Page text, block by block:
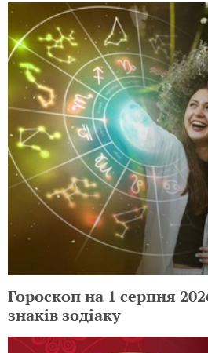
Гороскоп на 1 серпня
знаків зодіаку